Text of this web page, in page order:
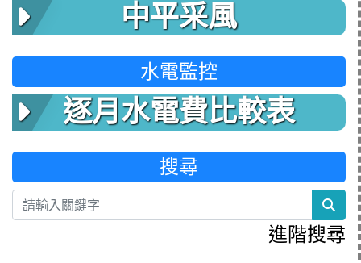
中平采風
水電監控
逐月水電費比較表
搜尋
進階搜尋